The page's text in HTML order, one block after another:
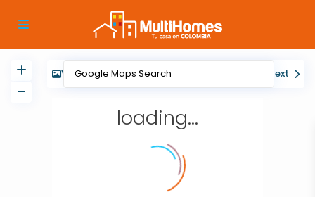
loading...
View My Location Next